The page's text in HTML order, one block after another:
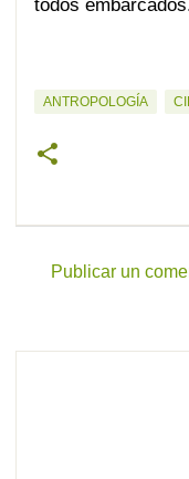
todos
ANTROPOLOGÍA
Publicar un